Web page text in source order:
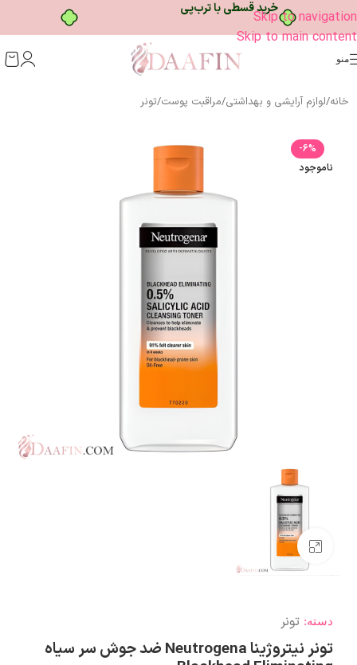
خرید قسطی با ترب‌پیSkip to navigation
Skip to main content
منو
خانه/لوازم آرایشی و بهداشتی/مراقبت پوست/تونر
-6%
ناموجود
بزرگنمایی تصویر
دسته: تونر
تونر نیتروژینا Neutrogena ضد جوش سر سیاه